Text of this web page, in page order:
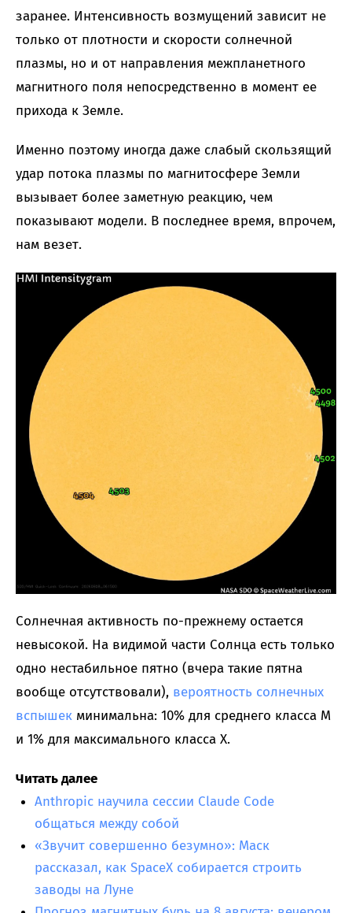
заранее. Интенсивность возмущений зависит не
только от плотности и скорости солнечной
плазмы, но и от направления межпланетного
магнитного поля непосредственно в момент ее
прихода к Земле.
Именно поэтому иногда даже слабый скользящий
удар потока плазмы по магнитосфере Земли
вызывает более заметную реакцию, чем
показывают модели. В последнее время, впрочем,
нам везет.
Солнечная активность по-прежнему остается
невысокой. На видимой части Солнца есть только
одно нестабильное пятно (вчера такие пятна
вообще отсутствовали), вероятность солнечных
вспышек минимальна: 10% для среднего класса M
и 1% для максимального класса X.
Читать далее
Anthropic научила сессии Claude Code
общаться между собой
«Звучит совершенно безумно»: Маск
рассказал, как SpaceX собирается строить
заводы на Луне